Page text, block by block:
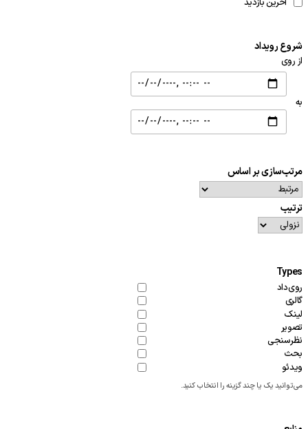
آخرین بازدید
شروع رویداد
از روی
به
مرتب‌سازی بر اساس
ترتیب
Types
روی‌داد
گالری
لینک
تصویر
نظرسنجی
بحث
ویدئو
می‌توانید یک یا چند گزینه را انتخاب کنید.